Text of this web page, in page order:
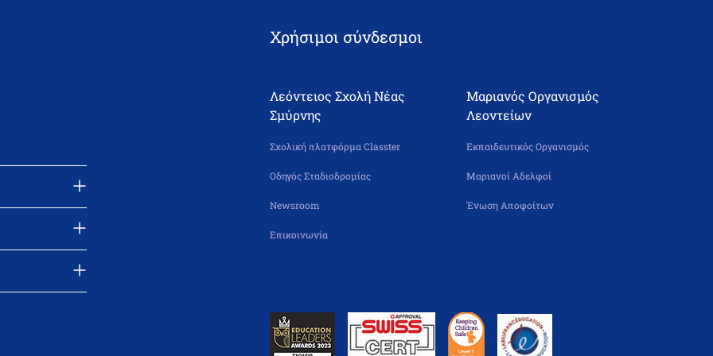
Χρήσιμοι σύνδεσμοι
Λεόντειος Σχολή Νέας
Σμύρνης
Σχολική πλατφόρμα Classter
Οδηγός Σταδιοδρομίας
Newsroom
Επικοινωνία
Μαριανός Οργανισμός
Λεοντείων
Εκπαιδευτικός Οργανισμός
Μαριανοί Αδελφοί
Ένωση Αποφοίτων